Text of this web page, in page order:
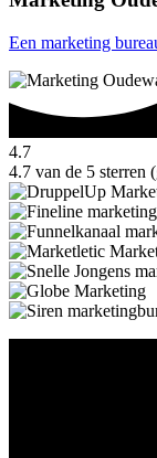
Een marketing
4.7
4.7 van de 5 sterren